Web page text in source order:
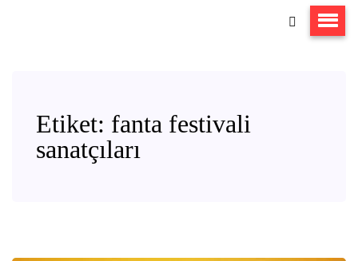
Etiket: fanta festivali
sanatçıları